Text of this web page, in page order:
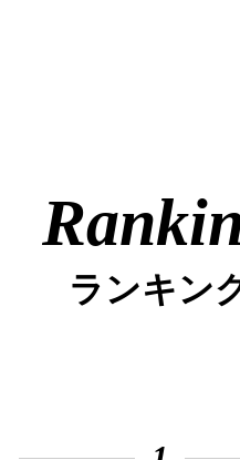
ランキン